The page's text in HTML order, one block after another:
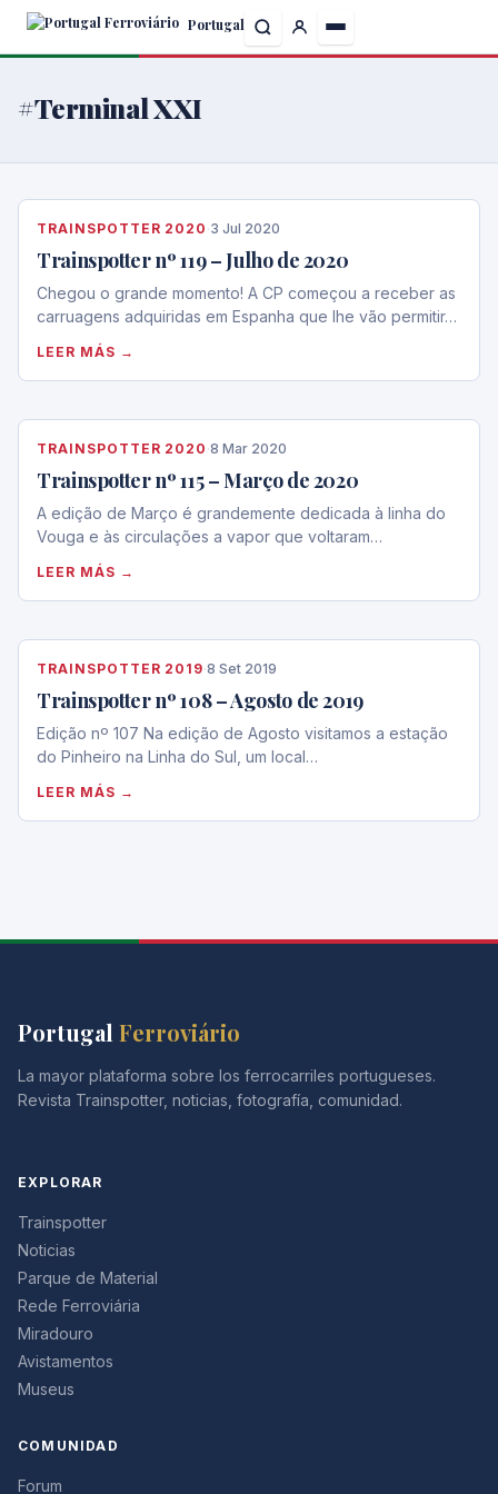
Skip
content
Portugal
#Terminal XXI
TRAINSPOTTER 2020 ·3 Jul 2020
Trainspotter nº 119 – Julho de 2020
Chegou o grande momento! A CP começou a receber as
carruagens adquiridas em Espanha que lhe vão permitir…
LEER MÁS →
TRAINSPOTTER 2020 ·8 Mar 2020
Trainspotter nº 115 – Março de 2020
A edição de Março é grandemente dedicada à linha do
Vouga e às circulações a vapor que voltaram…
LEER MÁS →
TRAINSPOTTER 2019·8 Set 2019
Trainspotter nº 108 – Agosto de 2019
Edição nº 107 Na edição de Agosto visitamos a estação
do Pinheiro na Linha do Sul, um local…
LEER MÁS →
Portugal Ferroviário
La mayor plataforma sobre los ferrocarriles portugueses.
Revista Trainspotter, noticias, fotografía, comunidad.
EXPLORAR
Trainspotter
Noticias
Parque de Material
Rede Ferroviária
Miradouro
Avistamentos
Museus
COMUNIDAD
Forum